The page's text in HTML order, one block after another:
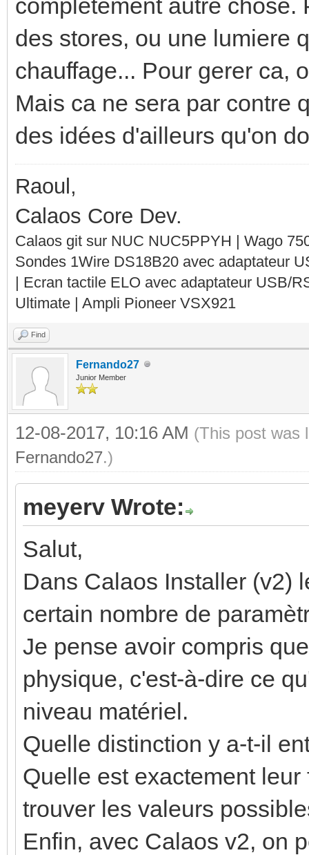
completement autre
des stores, ou une lumiere
chauffage... Pour gerer ca,
Mais ca ne sera par contre
des idées d'ailleurs qu'on
Raoul,
Calaos Core Dev.
Calaos git sur NUC NUC5PPYH | Wago
Sondes 1Wire DS18B20 avec adaptateur
| Ecran tactile ELO avec adaptateur USB/
Ultimate | Ampli Pioneer VSX921
Find
Fernando27
Junior Member
12-08-2017, 10:16 AM (This post was
Fernando27.)
meyerv Wrote:
Salut,
Dans Calaos Installer (v2)
certain nombre de
Je pense avoir compris
physique, c'est-à-dire ce
niveau matériel.
Quelle distinction y a-t-il
Quelle est exactement
trouver les valeurs
Enfin, avec Calaos v2, on